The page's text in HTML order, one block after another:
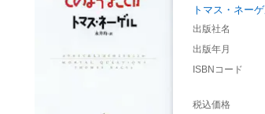
トマス・ネー
出版社名
出版年月
ISBNコード
税込価格